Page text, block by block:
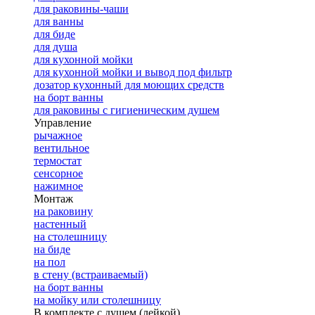
для раковины-чаши
для ванны
для биде
для душа
для кухонной мойки
для кухонной мойки и вывод под фильтр
дозатор кухонный для моющих средств
на борт ванны
для раковины с гигиеническим душем
Управление
рычажное
вентильное
термостат
сенсорное
нажимное
Монтаж
на раковину
настенный
на столешницу
на биде
на пол
в стену (встраиваемый)
на борт ванны
на мойку или столешницу
В комплекте с душем (лейкой)